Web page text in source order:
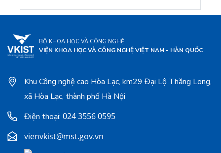
BỘ KHOA HỌC VÀ CÔNG NGHỆ
VIỆN KHOA HỌC VÀ CÔNG NGHỆ VIỆT NAM - HÀN QUỐC
Khu Công nghệ cao Hòa Lạc, km29 Đại Lộ Thăng Long,
xã Hòa Lạc, thành phố Hà Nội
Điện thoại: 024 3556 0595
vienvkist@mst.gov.vn